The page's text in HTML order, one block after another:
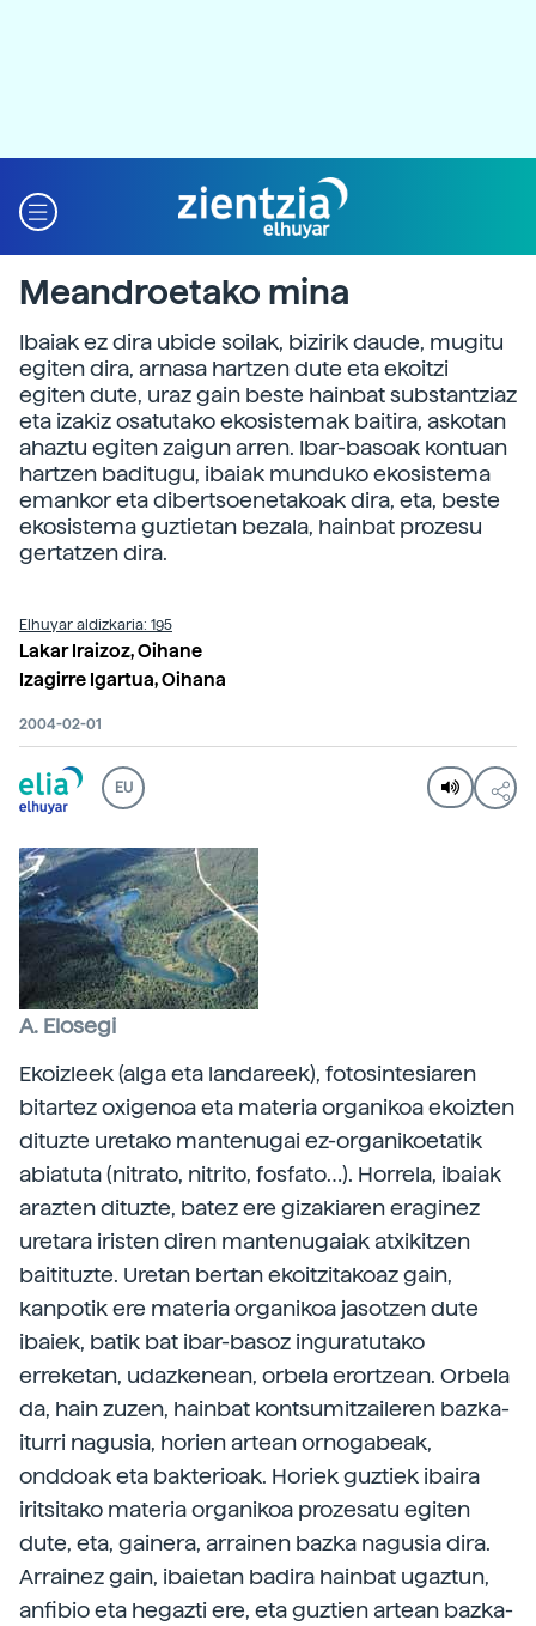
Meandroetako mina
Ibaiak ez dira ubide soilak, bizirik daude, mugitu
egiten dira, arnasa hartzen dute eta ekoitzi
egiten dute, uraz gain beste hainbat substantziaz
eta izakiz osatutako ekosistemak baitira, askotan
ahaztu egiten zaigun arren. Ibar-basoak kontuan
hartzen baditugu, ibaiak munduko ekosistema
emankor eta dibertsoenetakoak dira, eta, beste
ekosistema guztietan bezala, hainbat prozesu
gertatzen dira.
Elhuyar aldizkaria: 195
Lakar Iraizoz, Oihane
Izagirre Igartua, Oihana
2004-02-01
EU
A. Elosegi
Ekoizleek (alga eta landareek), fotosintesiaren
bitartez oxigenoa eta materia organikoa ekoizten
dituzte uretako mantenugai ez-organikoetatik
abiatuta (nitrato, nitrito, fosfato…). Horrela, ibaiak
arazten dituzte, batez ere gizakiaren eraginez
uretara iristen diren mantenugaiak atxikitzen
baitituzte. Uretan bertan ekoitzitakoaz gain,
kanpotik ere materia organikoa jasotzen dute
ibaiek, batik bat ibar-basoz inguratutako
erreketan, udazkenean, orbela erortzean. Orbela
da, hain zuzen, hainbat kontsumitzaileren bazka-
iturri nagusia, horien artean ornogabeak,
onddoak eta bakterioak. Horiek guztiek ibaira
iritsitako materia organikoa prozesatu egiten
dute, eta, gainera, arrainen bazka nagusia dira.
Arrainez gain, ibaietan badira hainbat ugaztun,
anfibio eta hegazti ere, eta guztien artean bazka-